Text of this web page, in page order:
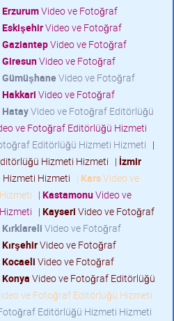
ErzurumVideo ve Fotoğraf
EskişehirVideo ve Fotoğraf
GaziantepVideo ve Fotoğraf
GiresunVideo ve Fotoğraf
Gümüşhane Video ve Fotoğraf
Hakkari Video ve Fotoğraf
HatayVideo ve Fotoğraf Editörlüğü
ve Fotoğraf Editörlüğü Hizmeti
Editörlüğü Hizmeti Hizmeti |
Hizmeti Hizmeti | İzmir
Hizmeti | KarsVideo ve
| KastamonuVideo ve
| Kayseri Video ve Fotoğraf
Kırklareli Video ve Fotoğraf
KırşehirVideo ve Fotoğraf
Kocaeli Video ve Fotoğraf
Konya Video ve Fotoğraf Editörlüğü
ve Fotoğraf Editörlüğü Hizmeti
Editörlüğü Hizmeti Hizmeti